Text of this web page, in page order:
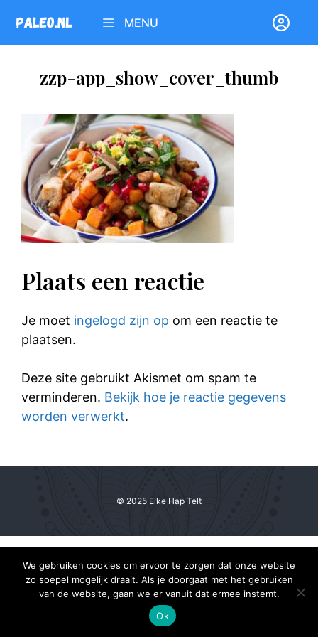
naar
de
MENU
zzp-app_show_cover_thumb
Plaats een reactie
Je moet ingelogd zijn op om een reactie te
plaatsen.
Deze site gebruikt Akismet om spam te
verminderen. Bekijk hoe je reactie gegevens
worden verwerkt.
© 2025 Elke Hap Telt
We gebruiken cookies om ervoor te zorgen dat onze website
zo soepel mogelijk draait. Als je doorgaat met het gebruiken
van de website, gaan we er vanuit dat ermee instemt.
Ok